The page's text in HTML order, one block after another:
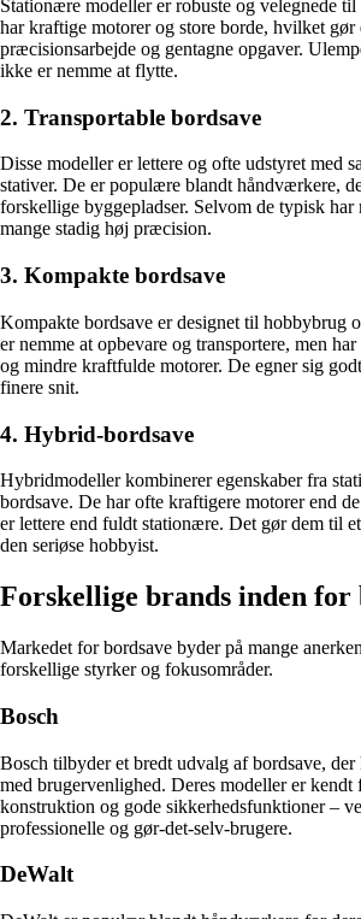
Stationære modeller er robuste og velegnede
har kraftige motorer og store borde, hvilket gør
præcisionsarbejde og gentagne opgaver.
ikke er nemme at flytte.
2. Transportable bordsave
Disse modeller er lettere og ofte udstyret med
stativer. De er populære blandt håndværkere,
forskellige byggepladser. Selvom de typisk har
mange stadig høj præcision.
3. Kompakte bordsave
Kompakte bordsave er designet til hobbybrug
er nemme at opbevare og transportere, men
og mindre kraftfulde motorer. De egner sig
finere snit.
4. Hybrid-bordsave
Hybridmodeller kombinerer egenskaber fra
bordsave. De har ofte kraftigere motorer end
er lettere end fuldt stationære. Det gør dem til
den seriøse hobbyist.
Forskellige brands inden for
Markedet for bordsave byder på mange
forskellige styrker og fokusområder.
Bosch
Bosch tilbyder et bredt udvalg af bordsave,
med brugervenlighed. Deres modeller er
konstruktion og gode sikkerhedsfunktioner –
professionelle og gør-det-selv-brugere.
DeWalt